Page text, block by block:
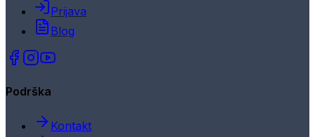
Prijava
Blog
Podrška
Kontakt